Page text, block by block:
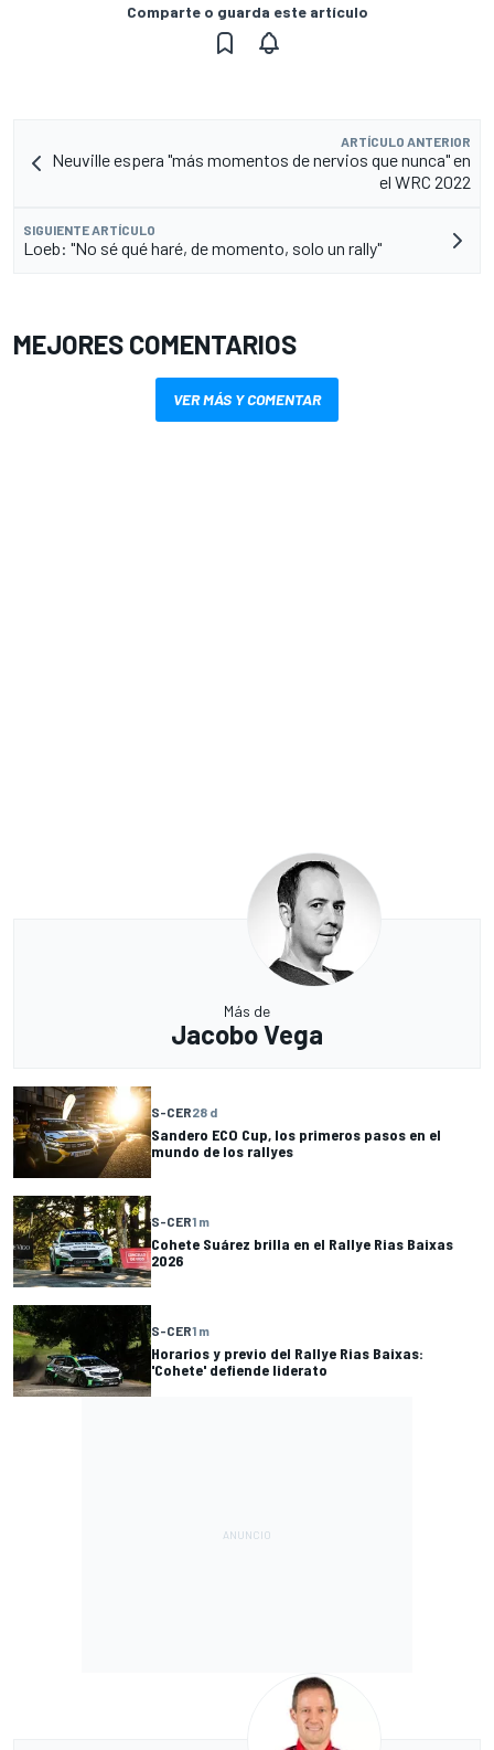
Comparte o guarda este artículo
ARTÍCULO ANTERIOR
Neuville espera "más momentos de nervios que nunca" en
el WRC 2022
SIGUIENTE ARTÍCULO
Loeb: "No sé qué haré, de momento, solo un rally"
MEJORES COMENTARIOS
VER MÁS Y COMENTAR
Más de
Jacobo Vega
S-CER28 d
Sandero ECO Cup, los primeros pasos en el
mundo de los rallyes
S-CER1 m
Cohete Suárez brilla en el Rallye Rias Baixas
2026
S-CER1 m
Horarios y previo del Rallye Rias Baixas:
'Cohete' defiende liderato